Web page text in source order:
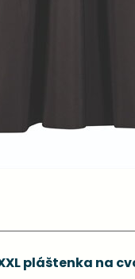
pláštenka na